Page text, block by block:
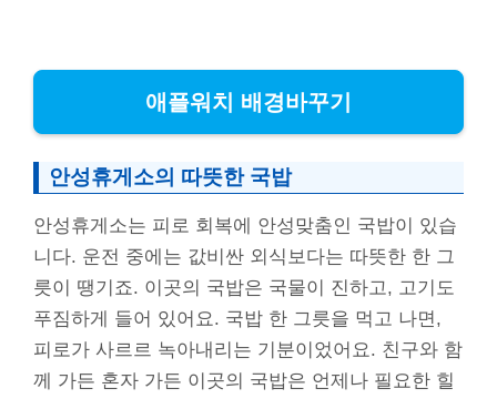
애플워치 배경바꾸기
안성휴게소의 따뜻한 국밥
안성휴게소는 피로 회복에 안성맞춤인 국밥이 있습
니다. 운전 중에는 값비싼 외식보다는 따뜻한 한 그
릇이 땡기죠. 이곳의 국밥은 국물이 진하고, 고기도
푸짐하게 들어 있어요. 국밥 한 그릇을 먹고 나면,
피로가 사르르 녹아내리는 기분이었어요. 친구와 함
께 가든 혼자 가든 이곳의 국밥은 언제나 필요한 힐